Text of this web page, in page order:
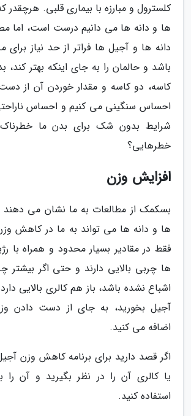
کلسترول و مبارزه با بیماری قلبی. هرچقدر
ها و دانه ها می دانیم درست است، اما
دانه ها و آجیل ها فراتر از حد نیاز برای
باشد و حالمان را به جای اینکه بهتر
کاسه، دو کاسه و مقدار خوردن آن از
احساس سنگینی می کنیم و احساس
شرایط بدون شک برای بدن ما
خطرهایی؟
افزایش وزن
بسکمک از مطالعات به ما نشان می
ها و دانه ها می تواند به ما در کاهش
فقط در مقادیر بسیار محدود و همراه با
ها چربی بالایی دارند و حتی اگر
اشباع نشده باشد، باز هم کالری بالایی
آجیل بخورید، به جای از دست دادن
اضافه می کنید.
اگر قصد دارید برای برنامه کاهش وزن
یا کالری آن را در نظر بگیرید و آن را
استفاده کنید.